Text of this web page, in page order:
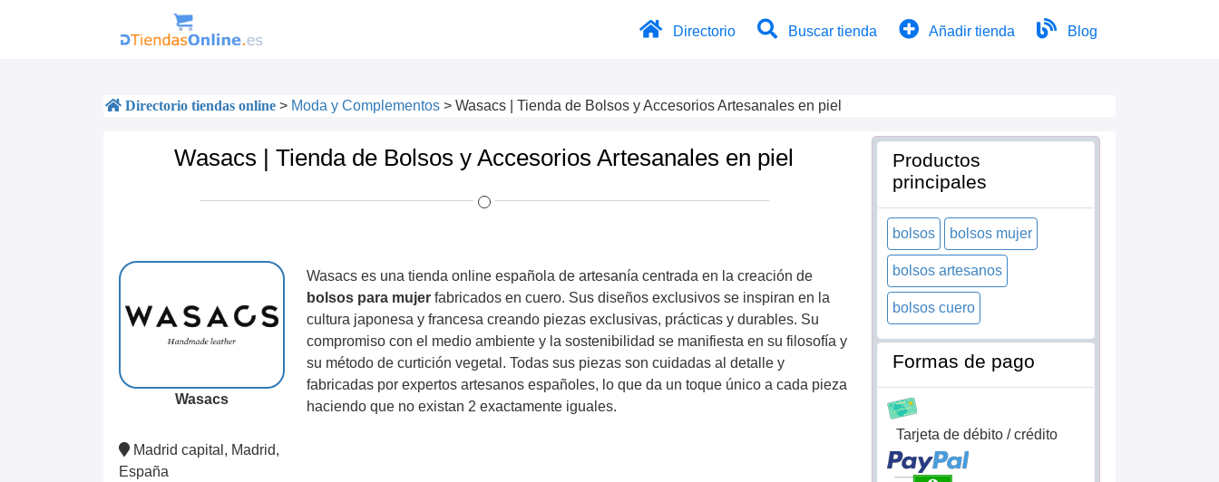
Directorio Buscar tienda Añadir tienda Blog
Directorio tiendas online > Moda y Complementos > Wasacs | Tienda de Bolsos y Accesorios Artesanales en piel
Wasacs | Tienda de Bolsos y Accesorios Artesanales en piel
Wasacs
Madrid capital, Madrid,
España
Wasacs es una tienda online española de artesanía centrada en la creación de
bolsos para mujer fabricados en cuero. Sus diseños exclusivos se inspiran en la
cultura japonesa y francesa creando piezas exclusivas, prácticas y durables. Su
compromiso con el medio ambiente y la sostenibilidad se manifiesta en su filosofía y
su método de curtición vegetal. Todas sus piezas son cuidadas al detalle y
fabricadas por expertos artesanos españoles, lo que da un toque único a cada pieza
haciendo que no existan 2 exactamente iguales.
Productos
principales
bolsos bolsos mujer
bolsos artesanos
bolsos cuero
Formas de pago
Tarjeta de débito / crédito